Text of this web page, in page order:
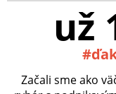
už
Začali sme ako